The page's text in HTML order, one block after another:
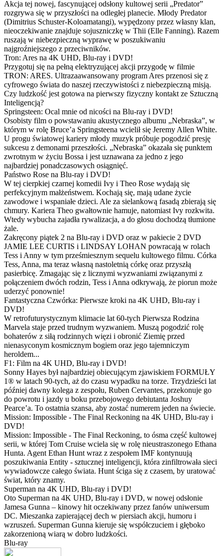
Akcja tej nowej, fascynującej odsłony kultowej serii „Predator”
rozgrywa się w przyszłości na odległej planecie. Młody Predator
(Dimitrius Schuster-Koloamatangi), wypędzony przez własny klan,
nieoczekiwanie znajduje sojuszniczkę w Thii (Elle Fanning). Razem
ruszają w niebezpieczną wyprawę w poszukiwaniu
najgroźniejszego z przeciwników.
Tron: Ares na 4K UHD, Blu-ray i DVD!
Przygotuj się na pełną elektryzującej akcji przygodę w filmie
TRON: ARES. Ultrazaawansowany program Ares przenosi się z
cyfrowego świata do naszej rzeczywistości z niebezpieczną misją.
Czy ludzkość jest gotowa na pierwszy fizyczny kontakt ze Sztuczną
Inteligencją?
Springsteen: Ocal mnie od nicości na Blu-ray i DVD!
Osobisty film o powstawaniu akustycznego albumu „Nebraska”, w
którym w rolę Bruce’a Springsteena wcielił się Jeremy Allen White.
U progu światowej kariery młody muzyk próbuje pogodzić presję
sukcesu z demonami przeszłości. „Nebraska” okazała się punktem
zwrotnym w życiu Bossa i jest uznawana za jedno z jego
najbardziej ponadczasowych osiągnięć.
Państwo Rose na Blu-ray i DVD!
W tej cierpkiej czarnej komedii Ivy i Theo Rose wydają się
perfekcyjnym małżeństwem. Kochają się, mają udane życie
zawodowe i wspaniałe dzieci. Ale za sielankową fasadą zbierają się
chmury. Kariera Theo gwałtownie hamuje, natomiast Ivy rozkwita.
Wtedy wybucha zajadła rywalizacja, a do głosu dochodzą tłumione
żale.
Zakręcony piątek 2 na Blu-ray i DVD oraz w pakiecie 2 DVD
JAMIE LEE CURTIS i LINDSAY LOHAN powracają w rolach
Tess i Anny w tym prześmiesznym sequelu kultowego filmu. Córka
Tess, Anna, ma teraz własną nastoletnią córkę oraz przyszłą
pasierbicę. Zmagając się z licznymi wyzwaniami związanymi z
połączeniem dwóch rodzin, Tess i Anna odkrywają, że piorun może
uderzyć ponownie!
Fantastyczna Czwórka: Pierwsze kroki na 4K UHD, Blu-ray i
DVD!
W retrofuturystycznym klimacie lat 60-tych Pierwsza Rodzina
Marvela staje przed trudnym wyzwaniem. Muszą pogodzić rolę
bohaterów z siłą rodzinnych więzi i obronić Ziemię przed
nienasyconym kosmicznym bogiem oraz jego tajemniczym
heroldem...
F1: Film na 4K UHD, Blu-ray i DVD!
Sonny Hayes był najbardziej obiecującym zjawiskiem FORMUŁY
1® w latach 90-tych, aż do czasu wypadku na torze. Trzydzieści lat
później dawny kolega z zespołu, Ruben Cervantes, przekonuje go
do powrotu i jazdy u boku przebojowego debiutanta Joshuy
Pearce’a. To ostatnia szansa, aby zostać numerem jeden na świecie.
Mission: Impossible - The Final Reckoning na 4K UHD, Blu-ray i
DVD!
Mission: Impossible - The Final Reckoning, to ósma część kultowej
serii, w której Tom Cruise wciela się w rolę nieustraszonego Ethana
Hunta. Agent Ethan Hunt wraz z zespołem IMF kontynuują
poszukiwania Entity - sztucznej inteligencji, która zinfiltrowała sieci
wywiadowcze całego świata. Hunt ściga się z czasem, by uratować
świat, który znamy.
Superman na 4K UHD, Blu-ray i DVD!
Oto Superman na 4K UHD, Blu-ray i DVD, w nowej odsłonie
Jamesa Gunna – kinowy hit oczekiwany przez fanów uniwersum
DC. Mieszanka zapierającej dech w piersiach akcji, humoru i
wzruszeń. Superman Gunna kieruje się współczuciem i głęboko
zakorzenioną wiarą w dobro ludzkości.
Blu-ray